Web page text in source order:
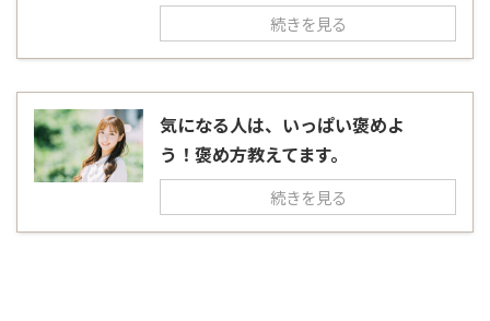
続きを見る
気になる人は、いっぱい褒めよ
う！褒め方教えてます。
続きを見る